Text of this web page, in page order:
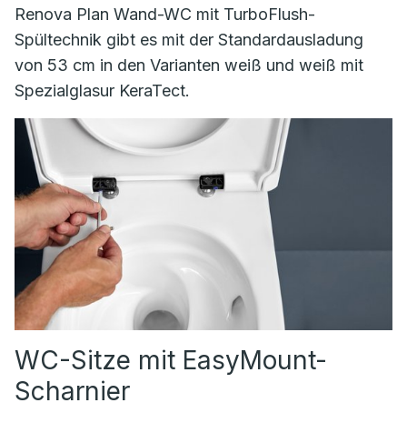
Renova Plan Wand-WC mit TurboFlush-
Spültechnik gibt es mit der Standardausladung
von 53 cm in den Varianten weiß und weiß mit
Spezialglasur KeraTect.
WC-Sitze mit EasyMount-
Scharnier